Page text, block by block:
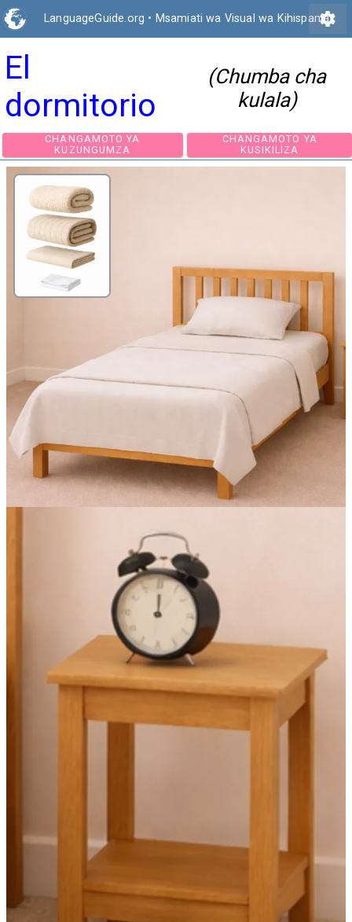
LanguageGuide.org • Msamiati wa Visual wa Kihispania
settings
El
dormitorio
(Chumba cha
kulala)
CHANGAMOTO YA
KUZUNGUMZA
CHANGAMOTO
KUSIKILIZA